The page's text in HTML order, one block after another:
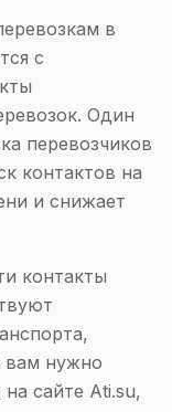
в
с
Один
перевозчиков
контактов на
и снижает
контакты
вам нужно
сайте Ati.su,